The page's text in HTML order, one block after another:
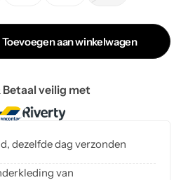
Toevoegen aan winkelwagen
Betaal veilig met
dezelfde dag verzonden
van